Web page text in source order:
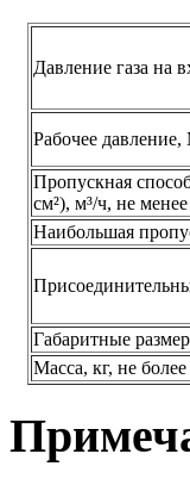
Давление газа на
Рабочее
Пропускная
см²), м³/ч, не менее
Наибольшая
Габаритные
Масса, кг, не более